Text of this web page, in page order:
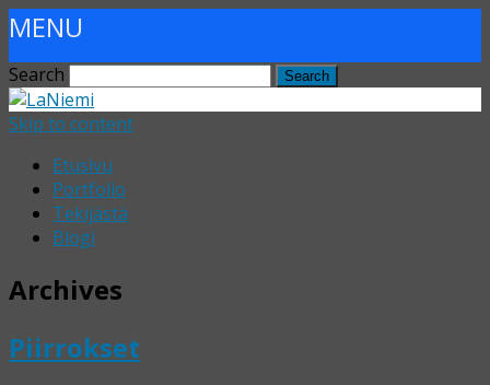
MENU
Search
Skip to content
Etusivu
Portfolio
Tekijästä
Blogi
Archives
Piirrokset